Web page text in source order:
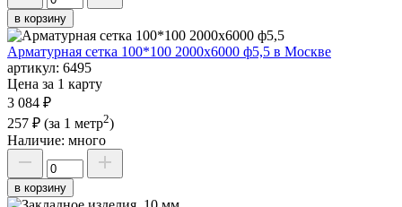
в корзину
Арматурная сетка 100*100 2000х6000 ф5,5 в Москве
артикул: 6495
Цена за 1 карту
3 084 ₽
257 ₽ (за 1 метр2)
Наличие: много
в корзину